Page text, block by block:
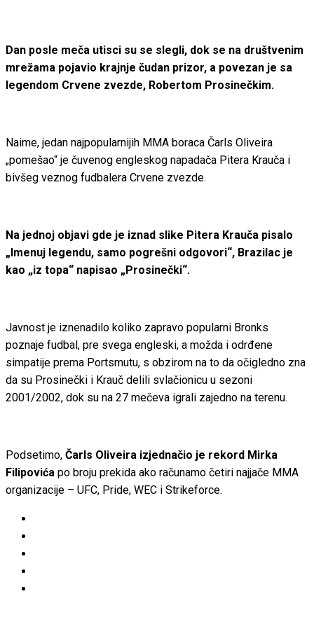
Dan posle meča utisci su se slegli, dok se na društvenim
mrežama pojavio krajnje čudan prizor, a povezan je sa
legendom Crvene zvezde, Robertom Prosinečkim.
Naime, jedan najpopularnijih MMA boraca Čarls Oliveira
„pomešao“ je čuvenog engleskog napadača Pitera Krauča i
bivšeg veznog fudbalera Crvene zvezde.
Na jednoj objavi gde je iznad slike Pitera Krauča pisalo
„Imenuj legendu, samo pogrešni odgovori“, Brazilac je
kao „iz topa“ napisao „Prosinečki“.
Javnost je iznenadilo koliko zapravo popularni Bronks
poznaje fudbal, pre svega engleski, a možda i odrđene
simpatije prema Portsmutu, s obzirom na to da očigledno zna
da su Prosinečki i Krauč delili svlačionicu u sezoni
2001/2002, dok su na 27 mečeva igrali zajedno na terenu.
Podsetimo, Čarls Oliveira izjednačio je rekord Mirka
Filipovića po broju prekida ako računamo četiri najjače MMA
organizacije – UFC, Pride, WEC i Strikeforce.